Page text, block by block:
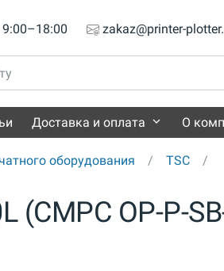
zakaz@printer-
Доставка и оплата О
оборудования TSC
(CMPC OP-P-